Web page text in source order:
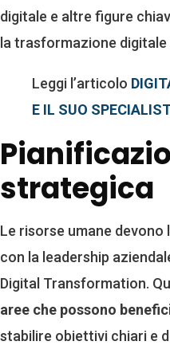
digitale e altre figure
la trasformazione digitale
Leggi l’articolo
E IL SUO
strategica
Le risorse umane
con la leadership
Digital Transformation.
aree che possono
stabilire obiettivi chiari e